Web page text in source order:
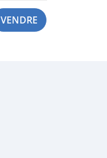
VENDRE